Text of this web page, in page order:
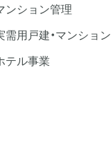
ンション管理
需用戸建・マンション
テル事業